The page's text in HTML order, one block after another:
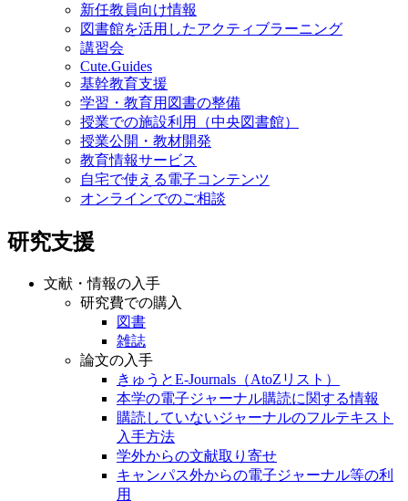
新任教員向け情報
図書館を活用したアクティブラーニング
講習会
Cute.Guides
基幹教育支援
学習・教育用図書の整備
授業での施設利用（中央図書館）
授業公開・教材開発
教育情報サービス
自宅で使える電子コンテンツ
オンラインでのご相談
研究支援
文献・情報の入手
研究費での購入
図書
雑誌
論文の入手
きゅうとE-Journals（AtoZリスト）
本学の電子ジャーナル購読に関する情報
購読していないジャーナルのフルテキスト
入手方法
学外からの文献取り寄せ
キャンパス外からの電子ジャーナル等の利
用